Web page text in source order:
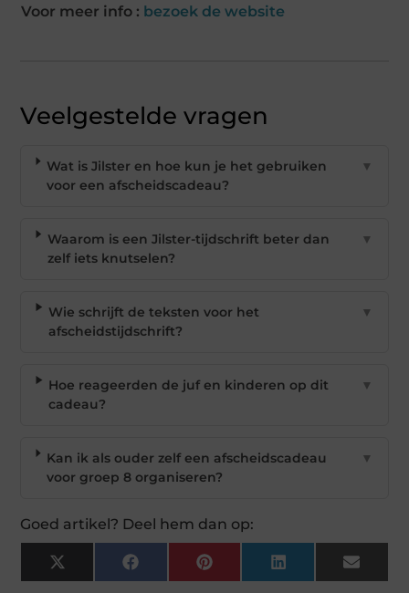
Voor meer info : bezoek de website
Veelgestelde vragen
Wat is Jilster en hoe kun je het gebruiken
voor een afscheidscadeau?
▼
Waarom is een Jilster-tijdschrift beter dan
zelf iets knutselen?
▼
Wie schrijft de teksten voor het
afscheidstijdschrift?
▼
Hoe reageerden de juf en kinderen op dit
cadeau?
▼
Kan ik als ouder zelf een afscheidscadeau
voor groep 8 organiseren?
▼
Goed artikel? Deel hem dan op:
X
(Twitter)
Facebook Pinterest LinkedIn Email